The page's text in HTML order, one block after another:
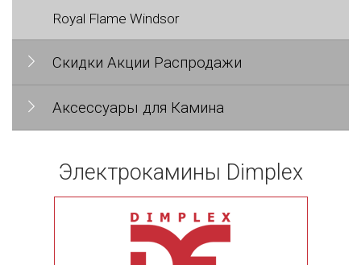
Royal Flame Windsor
Скидки Акции Распродажи
Аксессуары для Камина
Электрокамины Dimplex